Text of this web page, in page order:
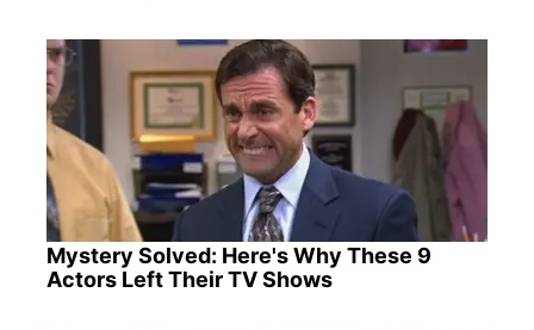
Mystery Solved: Here's Why These 9
Actors Left Their TV Shows